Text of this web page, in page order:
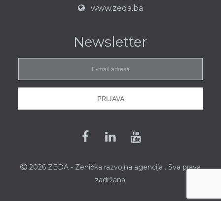
www.zeda.ba
Newsletter
adresa
PRIJAVA
Facebook
LinkedinYoutube
2026 ZEDA - Zenička razvojna agencija . Sva prava
zadržana.